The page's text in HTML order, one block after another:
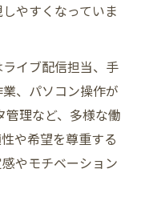
やすくなっていま
イブ配信担当、手
、パソコン操作が
管理など、多様な働
や希望を尊重する
やモチベーション